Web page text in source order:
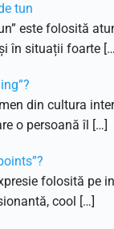
tun
este folosită
în situații foarte
din cultura
o persoană îl […]
folosită pe
cool […]